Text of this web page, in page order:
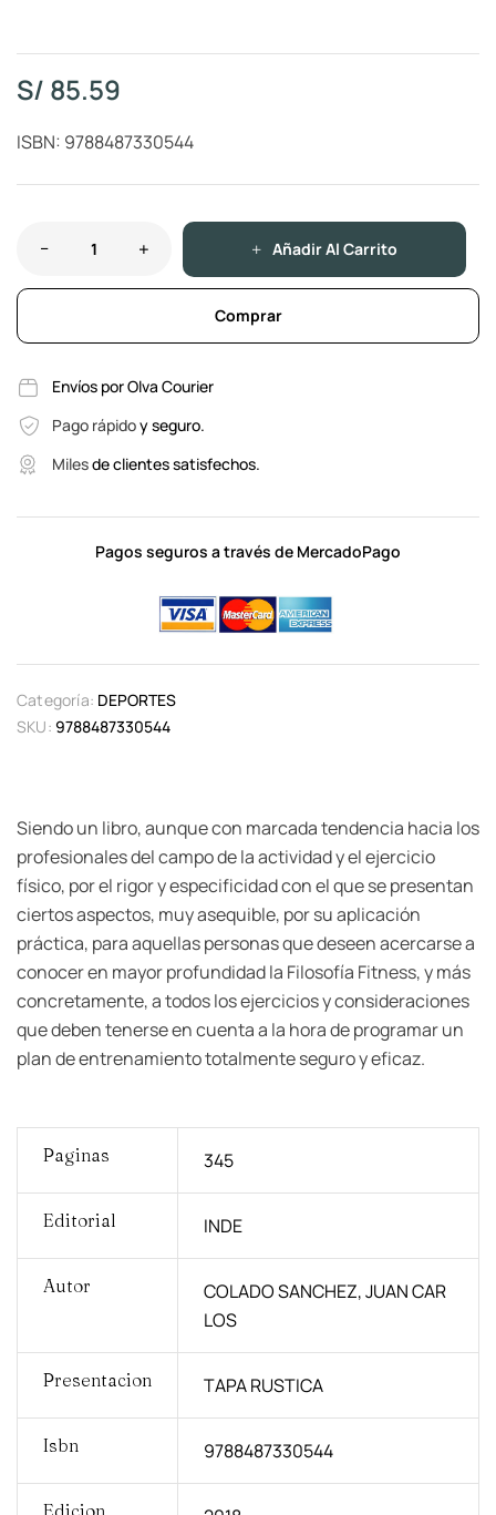
S/ 85.59
ISBN: 9788487330544
Añadir Al Carrito
Comprar
Envíos por Olva Courier
Pago rápidoy seguro.
Milesde clientes satisfechos.
Pagos seguros a través de MercadoPago
Categoría: DEPORTES
SKU: 9788487330544
Siendo un libro, aunque con marcada tendencia hacia los
profesionales del campo de la actividad y el ejercicio
físico, por el rigor y especificidad con el que se presentan
ciertos aspectos, muy asequible, por su aplicación
práctica, para aquellas personas que deseen acercarse a
conocer en mayor profundidad la Filosofía Fitness, y más
concretamente, a todos los ejercicios y consideraciones
que deben tenerse en cuenta a la hora de programar un
plan de entrenamiento totalmente seguro y eficaz.
Paginas 345
Editorial INDE
Autor
COLADO SANCHEZ, JUAN CAR
LOS
Presentacion TAPA RUSTICA
Isbn 9788487330544
Edicion